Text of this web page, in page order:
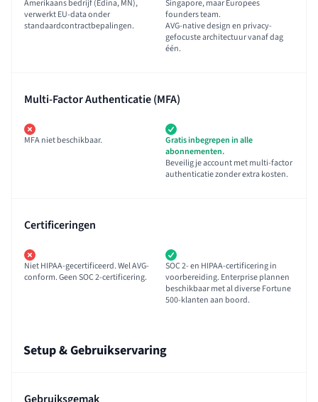
Amerikaans bedrijf (Edina, MN),
verwerkt EU-data onder
standaardcontractbepalingen.
Singapore, maar Europees
founders team.
AVG-native design en privacy-
gefocuste architectuur vanaf dag
één.
Multi-Factor Authenticatie (MFA)
MFA niet beschikbaar.
Gratis inbegrepen in alle
abonnementen.
Beveilig je account met multi-factor
authenticatie zonder extra kosten.
Certificeringen
Niet HIPAA-gecertificeerd. Wel AVG-
conform. Geen SOC 2-certificering.
SOC 2- en HIPAA-certificering in
voorbereiding. Enterprise plannen
beschikbaar met al diverse Fortune
500-klanten aan boord.
Setup & Gebruikservaring